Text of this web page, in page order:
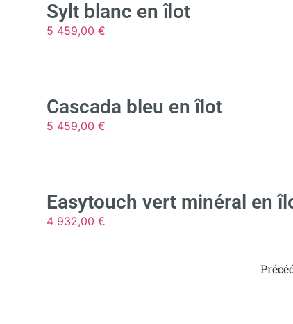
Sylt blanc en îlot
5 459,00 €
Cascada bleu en îlot
5 459,00 €
Easytouch vert minéral en
4 932,00 €